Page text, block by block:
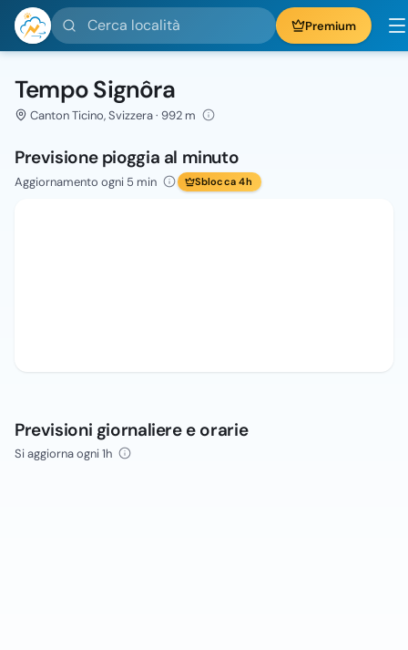
Cerca località Premium
Tempo Signôra
Canton Ticino, Svizzera · 992 m
Previsione pioggia al minuto
Aggiornamento ogni 5 min Sblocca 4h
Previsioni giornaliere e orarie
Si aggiorna ogni 1h